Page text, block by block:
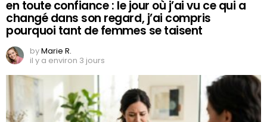
en toute confiance : le jour où j’ai vu ce qui a
changé dans son regard, j’ai compris
pourquoi tant de femmes se taisent
byMarie R.
il y a environ 3 jours